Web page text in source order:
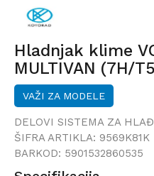
Hladnjak klime
MULTIVAN (7H/
TRANSPORTER
VAŽI ZA MODELE
DELOVI SISTEMA ZA
ŠIFRA ARTIKLA: 9569K81K
BARKOD: 5901532860535